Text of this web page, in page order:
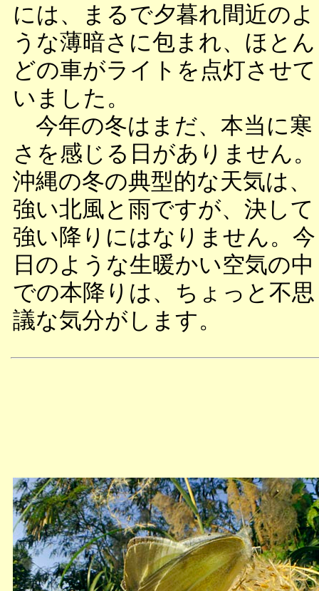
には、まるで夕暮れ間近のよ
うな薄暗さに包まれ、ほとん
どの車がライトを点灯させて
いました。
今年の冬はまだ、本当に寒
さを感じる日がありません。
沖縄の冬の典型的な天気は、
強い北風と雨ですが、決して
強い降りにはなりません。今
日のような生暖かい空気の中
での本降りは、ちょっと不思
議な気分がします。